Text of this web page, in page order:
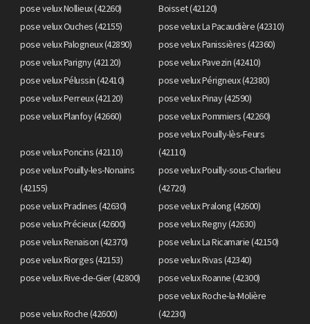
pose velux Nollieux (42260)
Boisset (42120)
pose velux Ouches (42155)
pose velux La Pacaudière (42310)
pose velux Palogneux (42890)
pose velux Panissières (42360)
pose velux Parigny (42120)
pose velux Pavezin (42410)
pose velux Pélussin (42410)
pose velux Périgneux (42380)
pose velux Perreux (42120)
pose velux Pinay (42590)
pose velux Planfoy (42660)
pose velux Pommiers (42260)
pose velux Poncins (42110)
pose velux Pouilly-lès-Feurs
(42110)
pose velux Pouilly-les-Nonains
(42155)
pose velux Pouilly-sous-Charlieu
(42720)
pose velux Pradines (42630)
pose velux Pralong (42600)
pose velux Précieux (42600)
pose velux Regny (42630)
pose velux Renaison (42370)
pose velux La Ricamarie (42150)
pose velux Riorges (42153)
pose velux Rivas (42340)
pose velux Rive-de-Gier (42800)
pose velux Roanne (42300)
pose velux Roche (42600)
pose velux Roche-la-Molière
(42230)